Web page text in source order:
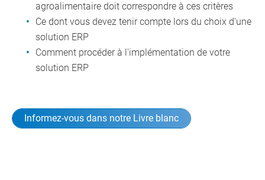
agroalimentaire doit correspondre à ces critères
Ce dont vous devez tenir compte lors du choix d'une
solution ERP
Comment procéder à l'implémentation de votre
solution ERP
Informez-vous dans notre Livre blanc